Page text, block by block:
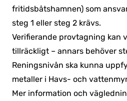
fritidsbåtshamnen) som
steg 1 eller steg 2 krävs.
Verifierande provtagning kan
tillräckligt – annars behöver
Reningsnivån ska kunna
metaller i Havs- och
Mer information och